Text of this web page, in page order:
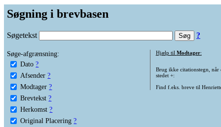
Søgning i brevbasen
Søgetekst ?
Søge-afgrænsning:
Dato ?
Afsender ?
Modtager ?
Brevtekst ?
Herkomst ?
Original Placering ?
Hjælp til Modtager:
Brug ikke citationstegn, når
stedet +:
Find f.eks. breve til